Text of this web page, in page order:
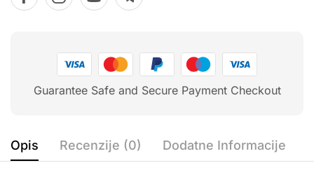
Guarantee Safe and Secure Payment Checkout
Opis Recenzije (0) Dodatne Informacije